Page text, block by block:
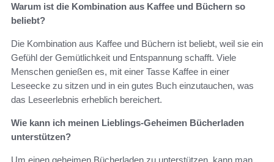
Warum ist die Kombination aus Kaffee und Büchern so
beliebt?
Die Kombination aus Kaffee und Büchern ist beliebt, weil sie ein
Gefühl der Gemütlichkeit und Entspannung schafft. Viele
Menschen genießen es, mit einer Tasse Kaffee in einer
Leseecke zu sitzen und in ein gutes Buch einzutauchen, was
das Leseerlebnis erheblich bereichert.
Wie kann ich meinen Lieblings-Geheimen Bücherladen
unterstützen?
Um einen geheimen Bücherladen zu unterstützen, kann man